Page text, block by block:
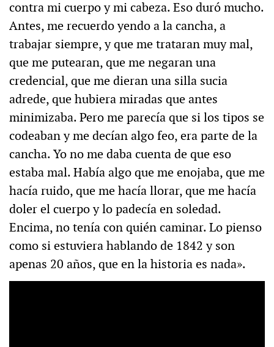
contra mi cuerpo y mi cabeza. Eso duró mucho.
Antes, me recuerdo yendo a la cancha, a
trabajar siempre, y que me trataran muy mal,
que me putearan, que me negaran una
credencial, que me dieran una silla sucia
adrede, que hubiera miradas que antes
minimizaba. Pero me parecía que si los tipos se
codeaban y me decían algo feo, era parte de la
cancha. Yo no me daba cuenta de que eso
estaba mal. Había algo que me enojaba, que me
hacía ruido, que me hacía llorar, que me hacía
doler el cuerpo y lo padecía en soledad.
Encima, no tenía con quién caminar. Lo pienso
como si estuviera hablando de 1842 y son
apenas 20 años, que en la historia es nada».